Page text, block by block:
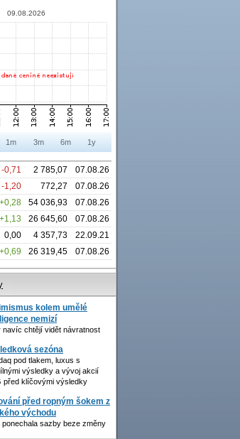
09.08.2026
1m 3m 6m 1y
-0,71 2 785,07
07.08.26
-1,20 772,27
07.08.26
+0,28 54 036,93
07.08.26
+1,13 26 645,60
07.08.26
0,00 4 357,73
22.09.21
+0,69 26 319,45 07.08.26
kolem umělé
nemizí
navíc chtějí vidět návratnost
sezóna
pod tlakem, luxus s
výsledky a vývoj akcií
před klíčovými výsledky
před ropným šokem z
východu
ponechala sazby beze změny